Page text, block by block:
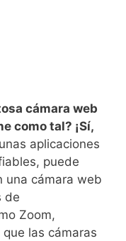
cámara web
como tal? ¡Sí,
aplicaciones
puede
una cámara web
de
Zoom,
las cámaras